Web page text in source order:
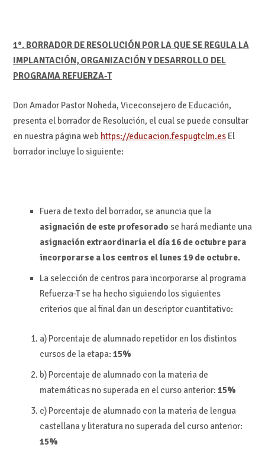
1°. BORRADOR DE RESOLUCIÓN POR LA QUE SE REGULA LA
IMPLANTACIÓN, ORGANIZACIÓN Y DESARROLLO DEL
PROGRAMA REFUERZA-T
Don Amador Pastor Noheda, Viceconsejero de Educación,
presenta el borrador de Resolución, el cual se puede consultar
en nuestra página web https://educacion.fespugtclm.esEl
borrador incluye lo siguiente:
Fuera de texto del borrador, se anuncia que la
asignación de este profesorado se hará mediante una
asignación extraordinaria el día 16 de octubre para
incorporarse a los centros el lunes 19 de octubre.
La selección de centros para incorporarse al programa
Refuerza-T se ha hecho siguiendo los siguientes
criterios que al final dan un descriptor cuantitativo:
a) Porcentaje de alumnado repetidor en los distintos
cursos de la etapa: 15%
b) Porcentaje de alumnado con la materia de
matemáticas no superada en el curso anterior: 15%
c) Porcentaje de alumnado con la materia de lengua
castellana y literatura no superada del curso anterior:
15%